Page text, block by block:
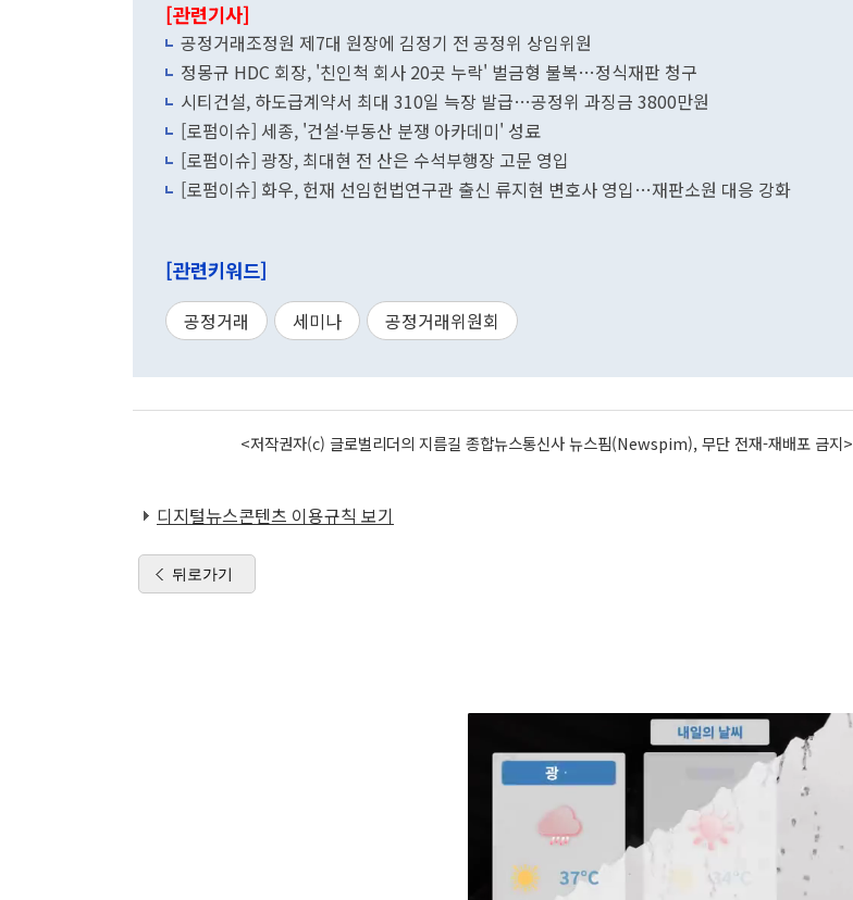
[관련기사]
공정거래조정원 제7대 원장에 김정기 전 공정위 상임위원
정몽규 HDC 회장, '친인척 회사 20곳 누락' 벌금형 불복…정식재판 청구
시티건설, 하도급계약서 최대 310일 늑장 발급…공정위 과징금 3800만원
[로펌이슈] 세종, '건설·부동산 분쟁 아카데미' 성료
[로펌이슈] 광장, 최대현 전 산은 수석부행장 고문 영입
[로펌이슈] 화우, 헌재 선임헌법연구관 출신 류지현 변호사 영입…재판소원 대응 강화
[관련키워드]
공정거래 세미나 공정거래위원회
<저작권자(c) 글로벌리더의 지름길 종합뉴스통신사 뉴스핌(Newspim), 무단 전재-재배포 금지>
디지털뉴스콘텐츠 이용규칙 보기
뒤로가기